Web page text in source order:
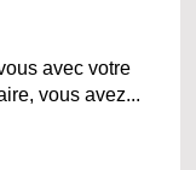
avec votre
vous avez...